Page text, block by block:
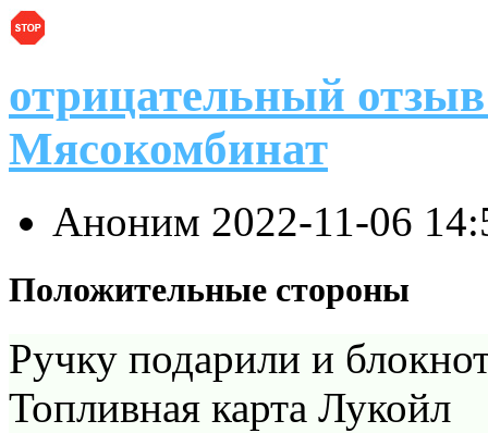
отрицательный
Мясокомбинат
Аноним 2022-11-06
Положительные стороны
Ручку подарили и
Топливная карта Лукойл